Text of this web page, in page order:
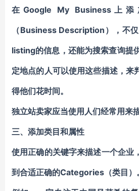
在Google My Business上
（Business Description），不
listing的信息，还能为搜索查询提
定地点的人可以使用这些描述，
得他们花时间。
独立站卖家应当使用人们经常用来
三、 添加类目和属性
使用正确的关键字来描述一个企
到合适正确的Categories（类目）